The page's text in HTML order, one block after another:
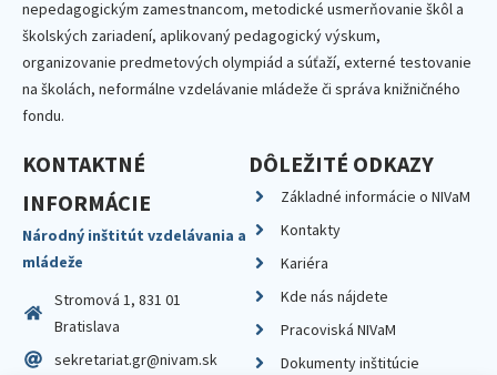
nepedagogickým zamestnancom, metodické usmerňovanie škôl a
školských zariadení, aplikovaný pedagogický výskum,
organizovanie predmetových olympiád a súťaží, externé testovanie
na školách, neformálne vzdelávanie mládeže či správa knižničného
fondu.
KONTAKTNÉ
INFORMÁCIE
Národný inštitút vzdelávania a
mládeže
Stromová 1, 831 01
Bratislava
sekretariat.gr@nivam.sk
DÔLEŽITÉ ODKAZY
Základné informácie o NIVaM
Kontakty
Kariéra
Kde nás nájdete
Pracoviská NIVaM
Dokumenty inštitúcie